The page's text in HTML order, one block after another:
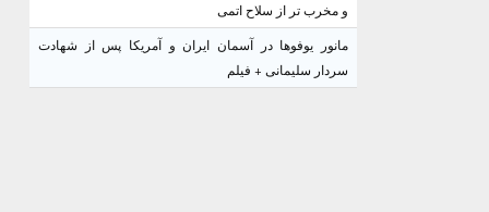
و مخرب تر از سلاح اتمی
مانور یوفوها در آسمان ایران و آمریکا پس از شهادت
سردار سلیمانی + فیلم